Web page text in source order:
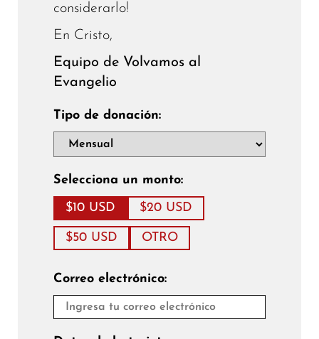
considerarlo!
En Cristo,
Equipo de Volvamos al
Evangelio
Tipo de donación:
Selecciona un monto:
$10 USD $20 USD
$50 USD OTRO
Correo electrónico: